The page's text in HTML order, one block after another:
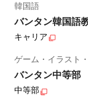
韓国語
バンタン韓国語
キャリア
ゲーム・イラスト
バンタン中等部
中等部